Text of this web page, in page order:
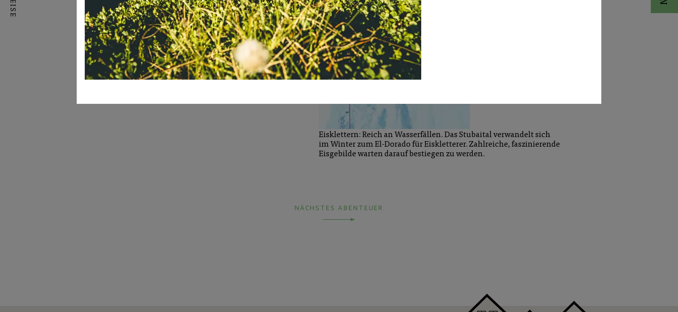
Langlaufen: Direkt ab dem Gasteigerhof mit den Langlaufskiern in
drei Kilometern, schneesicher nach Falbeson. Von dort aus können
Sie aus einer Vielzahl an Routen – in jedem Schwierigkeitsgrad
Eisklettern: Reich an Wasserfällen. Das Stubaital verwandelt sich
im Winter zum El-Dorado für Eiskletterer. Zahlreiche, faszinierende
Eisgebilde warten darauf bestiegen zu werden.
NÄCHSTES ABENTEUER